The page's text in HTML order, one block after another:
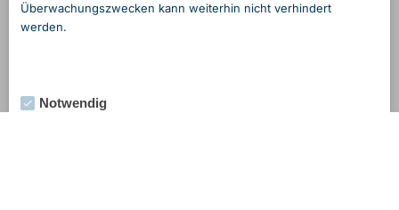
Überwachungs­zwecken kann weiterhin nicht verhindert
werden.
Notwendig